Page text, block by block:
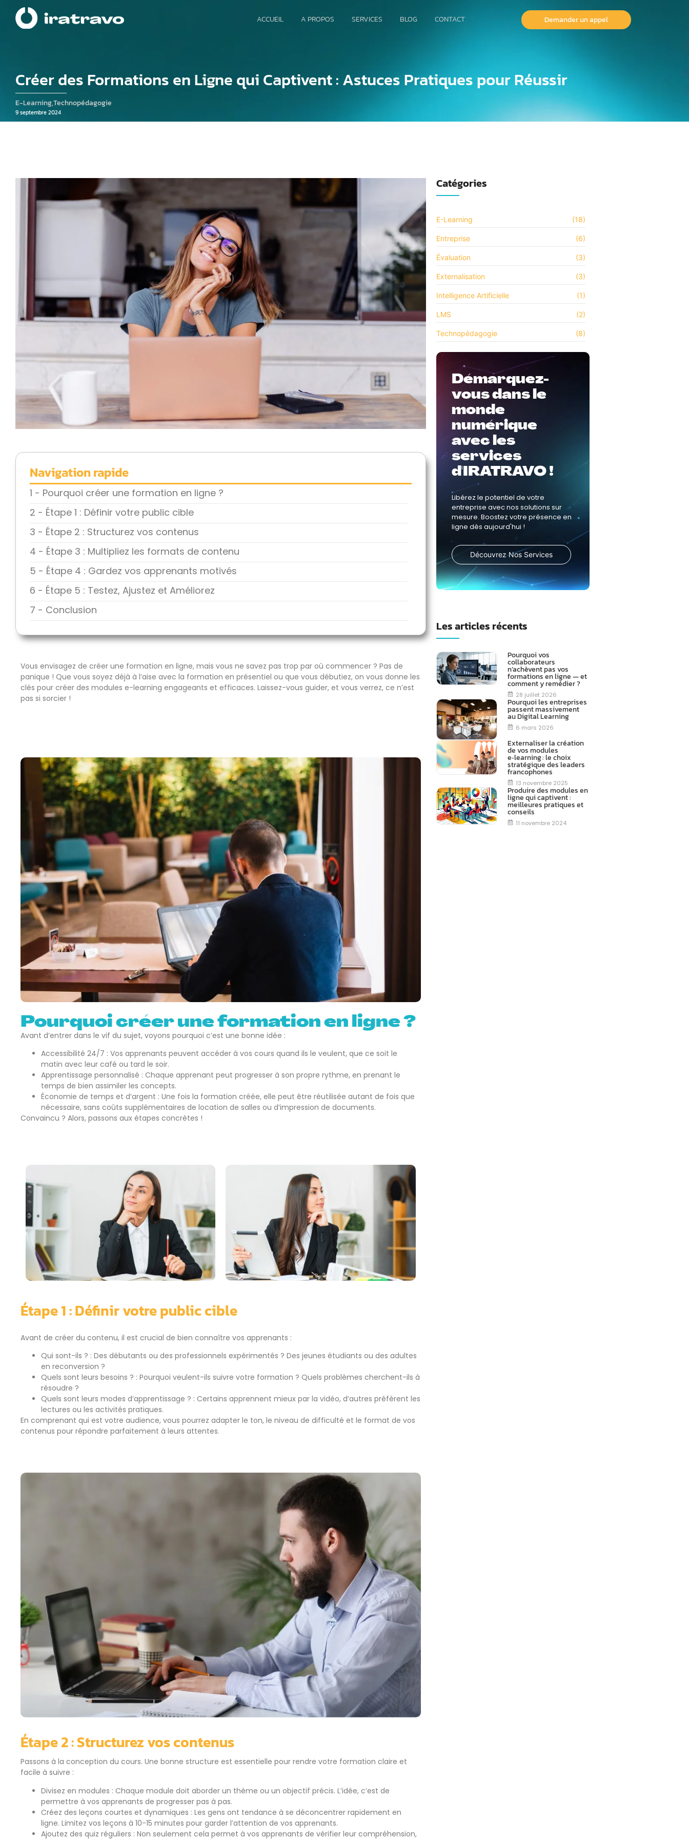
ACCUEIL A PROPOS SERVICES BLOG CONTACT Demander un appel
Créer des Formations en Ligne qui Captivent : Astuces Pratiques pour Réussir
E-Learning,Technopédagogie
9 septembre 2024
Navigation rapide
1 - Pourquoi créer une formation en ligne ?
2 - Étape 1 : Définir votre public cible
3 - Étape 2 : Structurez vos contenus
4 - Étape 3 : Multipliez les formats de contenu
5 - Étape 4 : Gardez vos apprenants motivés
6 - Étape 5 : Testez, Ajustez et Améliorez
7 - Conclusion
Vous envisagez de créer une formation en ligne, mais vous ne savez pas trop par où commencer ? Pas de
panique ! Que vous soyez déjà à l’aise avec la formation en présentiel ou que vous débutiez, on vous donne les
clés pour créer des modules e-learning engageants et efficaces. Laissez-vous guider, et vous verrez, ce n’est
pas si sorcier !
Pourquoi créer une formation en ligne ?
Avant d’entrer dans le vif du sujet, voyons pourquoi c’est une bonne idée :
Accessibilité 24/7 : Vos apprenants peuvent accéder à vos cours quand ils le veulent, que ce soit le
matin avec leur café ou tard le soir.
Apprentissage personnalisé : Chaque apprenant peut progresser à son propre rythme, en prenant le
temps de bien assimiler les concepts.
Économie de temps et d’argent : Une fois la formation créée, elle peut être réutilisée autant de fois que
nécessaire, sans coûts supplémentaires de location de salles ou d’impression de documents.
Convaincu ? Alors, passons aux étapes concrètes !
Étape 1 : Définir votre public cible
Avant de créer du contenu, il est crucial de bien connaître vos apprenants :
Qui sont-ils ? : Des débutants ou des professionnels expérimentés ? Des jeunes étudiants ou des adultes
en reconversion ?
Quels sont leurs besoins ? : Pourquoi veulent-ils suivre votre formation ? Quels problèmes cherchent-ils à
résoudre ?
Quels sont leurs modes d’apprentissage ? : Certains apprennent mieux par la vidéo, d’autres préfèrent les
lectures ou les activités pratiques.
En comprenant qui est votre audience, vous pourrez adapter le ton, le niveau de difficulté et le format de vos
contenus pour répondre parfaitement à leurs attentes.
Étape 2 : Structurez vos contenus
Passons à la conception du cours. Une bonne structure est essentielle pour rendre votre formation claire et
facile à suivre :
Divisez en modules : Chaque module doit aborder un thème ou un objectif précis. L’idée, c’est de
permettre à vos apprenants de progresser pas à pas.
Créez des leçons courtes et dynamiques : Les gens ont tendance à se déconcentrer rapidement en
ligne. Limitez vos leçons à 10-15 minutes pour garder l’attention de vos apprenants.
Ajoutez des quiz réguliers : Non seulement cela permet à vos apprenants de vérifier leur compréhension,
Catégories
E-Learning (18)
Entreprise (6)
Évaluation (3)
Externalisation (3)
Intelligence Artificielle (1)
LMS (2)
Technopédagogie (8)
Démarquez-
vous dans le
monde
numérique
avec les
services
d'IRATRAVO !
Libérez le potentiel de votre
entreprise avec nos solutions sur
mesure. Boostez votre présence en
ligne dès aujourd'hui !
Découvrez Nos Services
Les articles récents
Pourquoi vos
collaborateurs
n’achèvent pas vos
formations en ligne — et
comment y remédier ?
28 juillet 2026
Pourquoi les entreprises
passent massivement
au Digital Learning
6 mars 2026
Externaliser la création
de vos modules
e‑learning : le choix
stratégique des leaders
francophones
13 novembre 2025
Produire des modules en
ligne qui captivent :
meilleures pratiques et
conseils
11 novembre 2024